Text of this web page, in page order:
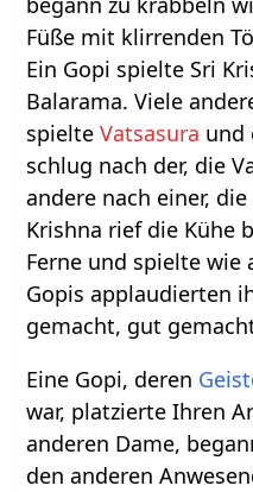
Füße mit klirrenden
Ein Gopi spielte Sri
Balarama. Viele
spielteVatsasura und
schlug nach der, die
andere nach einer,
Krishna rief die Kühe
Ferne und spielte wie
Gopis applaudierten
gemacht, gut
Eine Gopi, deren
war, platzierte Ihren
anderen Dame,
den anderen